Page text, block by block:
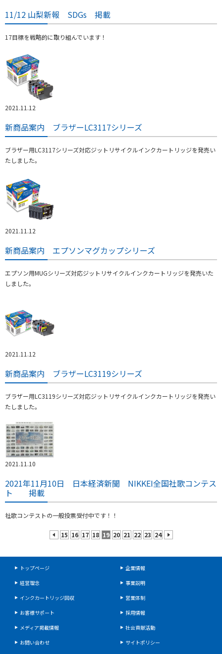
11/12 山梨新報 SDGs 掲載
17目標を戦略的に取り組んでいます！
2021.11.12
新商品案内 ブラザーLC3117シリーズ
ブラザー用LC3117シリーズ対応ジットリサイクルインクカートリッジを発売い
たしました。
2021.11.12
新商品案内 エプソンマグカップシリーズ
エプソン用MUGシリーズ対応ジットリサイクルインクカートリッジを発売いた
しました。
2021.11.12
新商品案内 ブラザーLC3119シリーズ
ブラザー用LC3119シリーズ対応ジットリサイクルインクカートリッジを発売い
たしました。
2021.11.10
2021年11月10日 日本経済新聞 NIKKEI全国社歌コンテス
ト 掲載
社歌コンテストの一般投票受付中です！！
15 16 17 18 19 20 21 22 23 24
トップページ
企業情報
経営理念
事業説明
インクカートリッジ回収
営業体制
お客様サポート
採用情報
メディア掲載情報
社会貢献活動
お問い合わせ
サイトポリシー